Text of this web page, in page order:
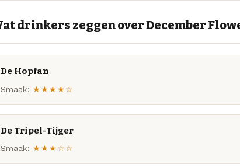
drinkers zeggen over December
De Hopfan
Smaak: ★★★★☆
De Tripel-Tijger
Smaak: ★★★☆☆